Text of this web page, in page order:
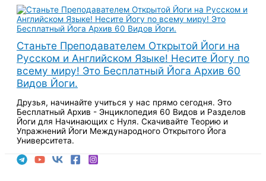
Перейти
содержимому
Станьте Преподавателем Открытой Йоги на
Русском и Английском Языке! Несите Йогу по
всему миру! Это Бесплатный Йога Архив 60
Видов Йоги.
Друзья, начинайте учиться у нас прямо сегодня. Это
Бесплатный Архив - Энциклопедия 60 Видов и Разделов
Йоги для Начинающих с Нуля. Скачивайте Теорию и
Упражнений Йоги Международного Открытого Йога
Университета.